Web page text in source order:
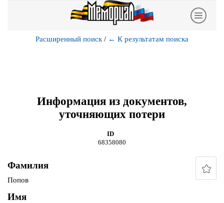
Расширенный поиск / ← К результатам поиска
Информация из документов,
уточняющих потери
ID
68358080
Фамилия
Попов
Имя